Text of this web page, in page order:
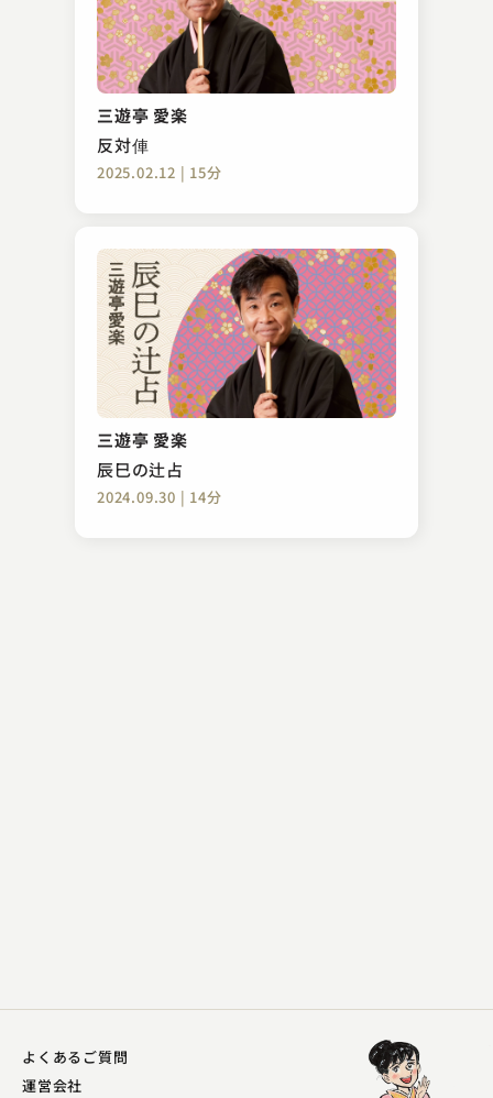
三遊亭 愛楽
反対俥
2025.02.12 | 15分
三遊亭 愛楽
辰巳の辻占
2024.09.30 | 14分
柳家 勧之助
熊の皮
2025.05.14 | 14分
春風亭 一蔵
短命
2023.05.15 | 11分
よくあるご質問
運営会社